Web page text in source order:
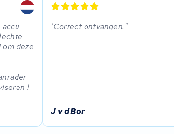
accu
deze
!
Correct ontvangen.
J v d Bor